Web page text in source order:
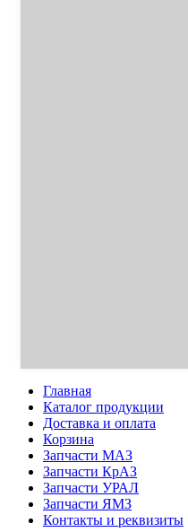
Главная
Каталог продукции
Доставка и оплата
Корзина
Запчасти МАЗ
Запчасти КрАЗ
Запчасти УРАЛ
Запчасти ЯМЗ
Контакты и реквизиты